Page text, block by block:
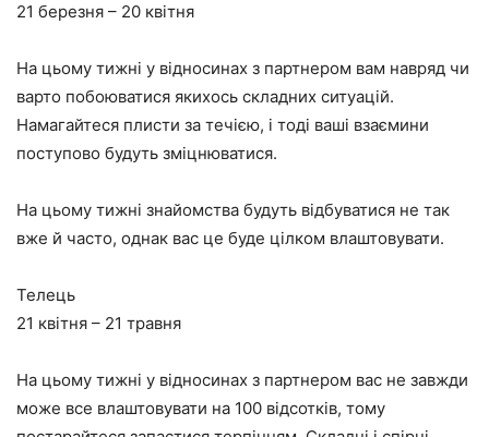
21 березня – 20 квітня
На цьому тижні у відносинах з партнером вам навряд чи
варто побоюватися якихось складних ситуацій.
Намагайтеся плисти за течією, і тоді ваші взаємини
поступово будуть зміцнюватися.
На цьому тижні знайомства будуть відбуватися не так
вже й часто, однак вас це буде цілком влаштовувати.
Телець
21 квітня – 21 травня
На цьому тижні у відносинах з партнером вас не завжди
може все влаштовувати на 100 відсотків, тому